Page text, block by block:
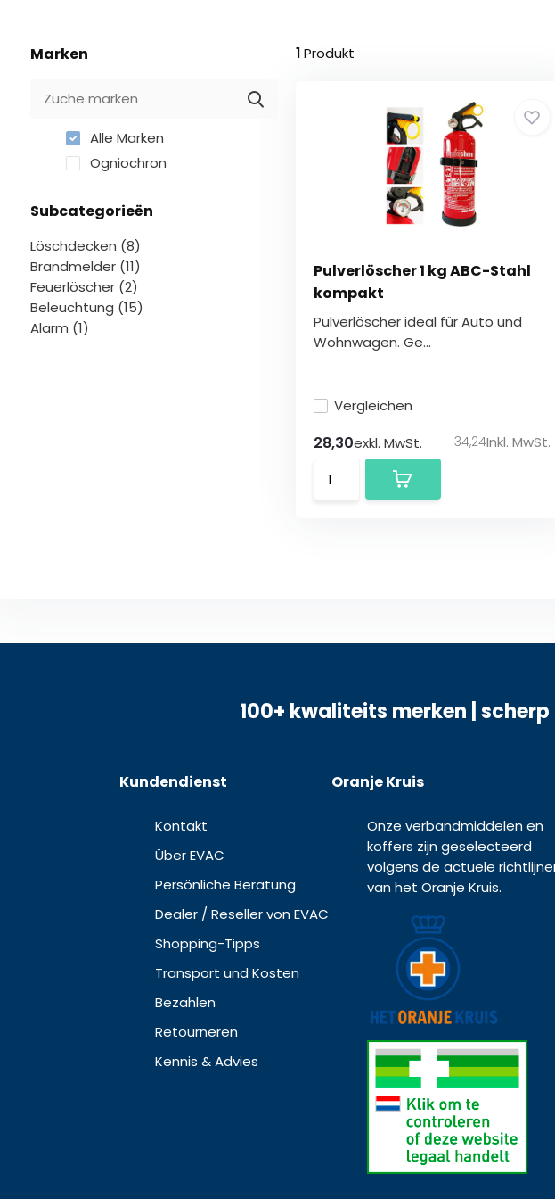
gelangen.
Touchgeräten
können
Touch-
verwenden.
Marken
Alle Marken
Ogniochron
Subcategorieën
Löschdecken (8)
Brandmelder (11)
Feuerlöscher (2)
Beleuchtung (15)
Alarm (1)
1Produkt
Pulverlöscher 1 kg ABC-Stahl
kompakt
Pulverlöscher ideal für Auto und
Wohnwagen. Ge...
Vergleichen
28,30exkl. MwSt. 34,24Inkl. MwSt.
100+ kwaliteits merken |
Kundendienst
Kontakt
Über EVAC
Persönliche Beratung
Dealer / Reseller von EVAC
Shopping-Tipps
Transport und Kosten
Bezahlen
Retourneren
Kennis & Advies
Oranje Kruis
Onze verbandmiddelen en
koffers zijn geselecteerd
volgens de actuele
van het Oranje Kruis.